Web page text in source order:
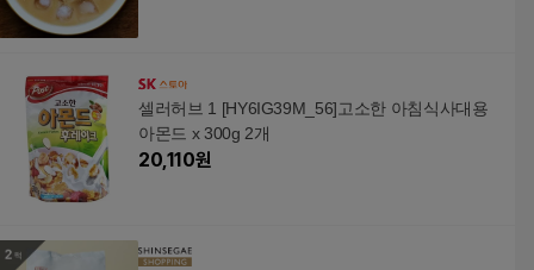
셀러허브 1 [HY6IG39M_56]고소한 아침식사대용
아몬드 x 300g 2개
20,110원